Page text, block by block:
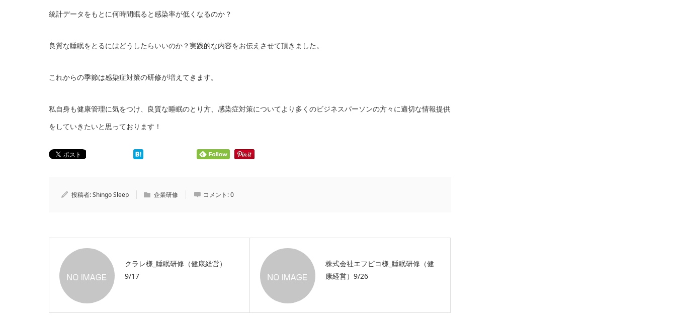
統計データをもとに何時間眠ると感染率が低くなるのか？
良質な睡眠をとるにはどうしたらいいのか？実践的な内容をお伝えさせて頂きました。
これからの季節は感染症対策の研修が増えてきます。
私自身も健康管理に気をつけ、良質な睡眠のとり方、感染症対策についてより多くのビジネスパーソンの方々に適切な情報提供
をしていきたいと思っております！
投稿者:Shingo Sleep 企業研修 コメント:0
クラレ様_睡眠研修（健康経営）
9/17
株式会社エフピコ様_睡眠研修（健
康経営）9/26